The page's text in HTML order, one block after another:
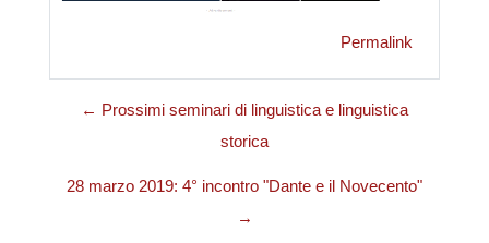
Permalink
← Prossimi seminari di linguistica e linguistica
storica
28 marzo 2019: 4° incontro "Dante e il Novecento"
→